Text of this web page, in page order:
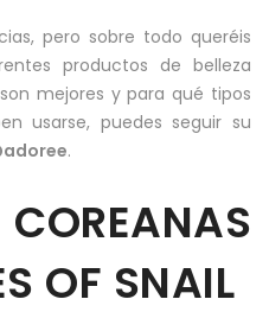
pero sobre todo queréis
productos de belleza
mejores y para qué tipos
usarse, puedes seguir su
.
OF SNAIL